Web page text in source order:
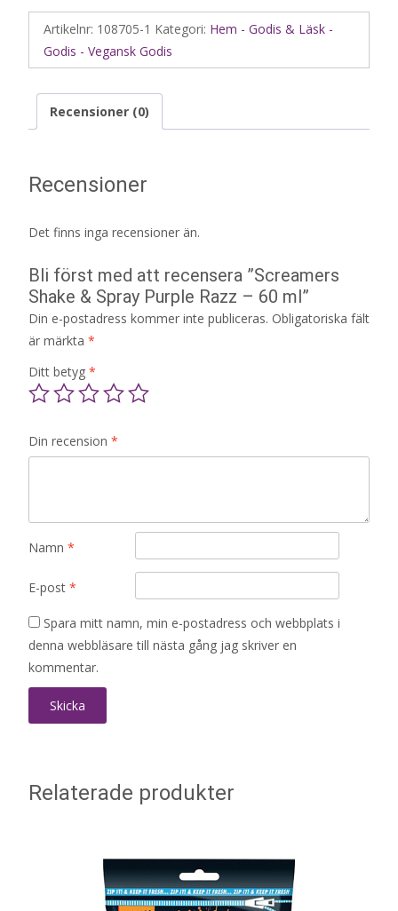
Artikelnr: 108705-1 Kategori: Hem - Godis & Läsk -
Godis - Vegansk Godis
Recensioner (0)
Recensioner
Det finns inga recensioner än.
Bli först med att recensera ”Screamers
Shake & Spray Purple Razz – 60 ml”
Din e-postadress kommer inte publiceras. Obligatoriska fält
är märkta *
Ditt betyg *
Din recension *
Namn *
E-post *
Spara mitt namn, min e-postadress och webbplats i
denna webbläsare till nästa gång jag skriver en
kommentar.
Relaterade produkter